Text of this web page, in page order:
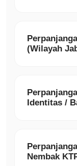
(Wilayah
Identitas /
Nembak